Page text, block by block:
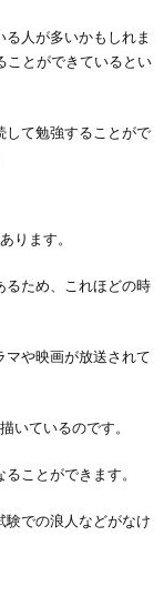
人が多いかもしれま
ことができているとい
して勉強することがで
ります。
るため、これほどの時
マや映画が放送されて
いているのです。
ことができます。
験での浪人などがなけ